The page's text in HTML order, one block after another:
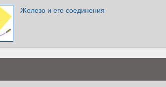
Железо и его соединения